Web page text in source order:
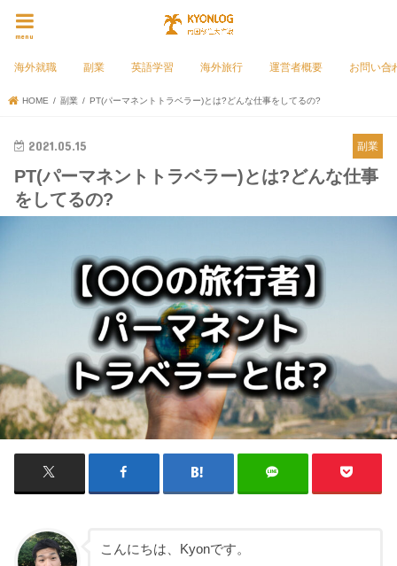
menu
海外就職 副業 英語学習 海外旅行 運営者概要 お問い合
HOME 副業 PT(パーマネントトラベラー)とは?どんな仕事をしてるの?
副業
2021.05.15
PT(パーマネントトラベラー)とは?どんな仕事
をしてるの?
こんにちは、Kyonです。